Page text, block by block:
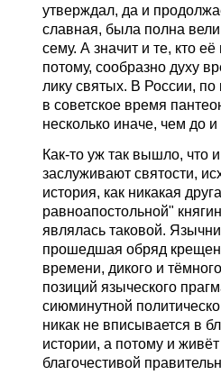
утверждал, да и
славная, была полна
сему. А значит и те, кто
потому, сообразно духу
лику святых. В России,
в советское время
несколько иначе, чем до
Как-то уж так вышло, что
заслуживают святости,
история, как никакая
равноапостольной"
являлась таковой.
прошедшая обряд
времени, дикого и
позиций языческого
сиюминутной
никак не вписывается в
истории, а потому и
благочестивой